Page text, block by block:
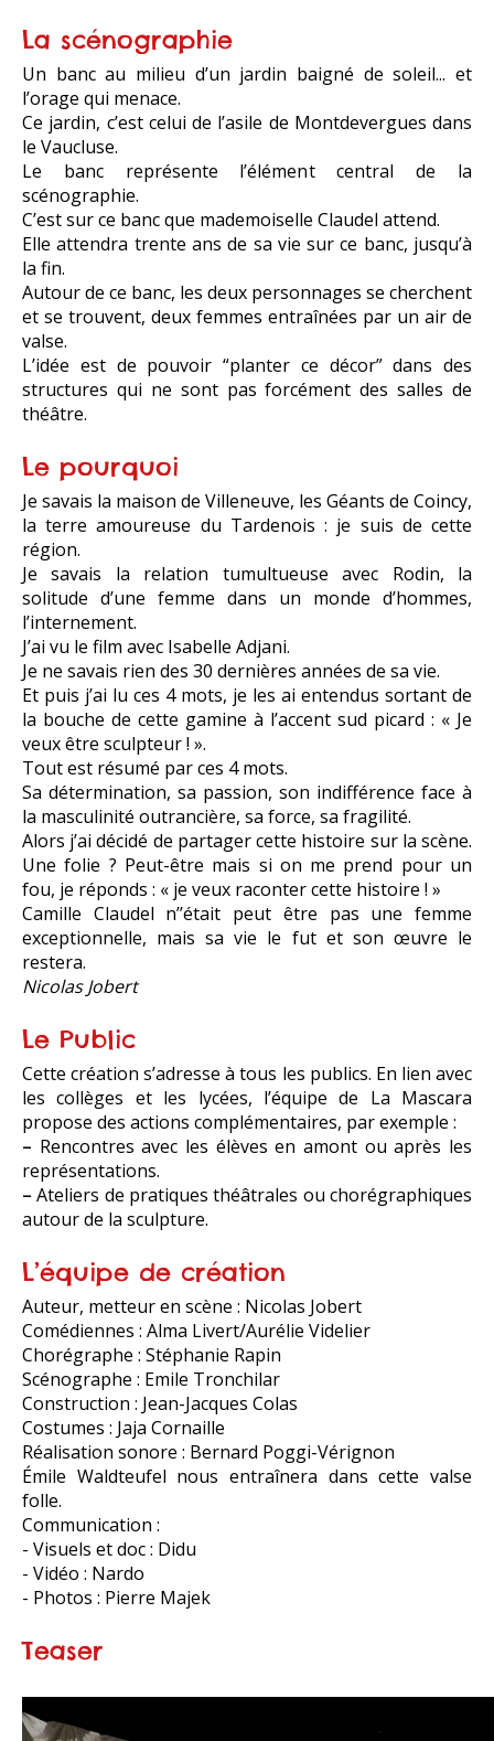
La scénographie
Un banc au milieu d’un jardin baigné de soleil... et
l’orage qui menace.
Ce jardin, c’est celui de l’asile de Montdevergues dans
le Vaucluse.
Le banc représente l’élément central de la
scénographie.
C’est sur ce banc que mademoiselle Claudel attend.
Elle attendra trente ans de sa vie sur ce banc, jusqu’à
la fin.
Autour de ce banc, les deux personnages se cherchent
et se trouvent, deux femmes entraînées par un air de
valse.
L’idée est de pouvoir “planter ce décor” dans des
structures qui ne sont pas forcément des salles de
théâtre.
Le pourquoi
Je savais la maison de Villeneuve, les Géants de Coincy,
la terre amoureuse du Tardenois : je suis de cette
région.
Je savais la relation tumultueuse avec Rodin, la
solitude d’une femme dans un monde d’hommes,
l’internement.
J’ai vu le film avec Isabelle Adjani.
Je ne savais rien des 30 dernières années de sa vie.
Et puis j’ai lu ces 4 mots, je les ai entendus sortant de
la bouche de cette gamine à l’accent sud picard : « Je
veux être sculpteur ! ».
Tout est résumé par ces 4 mots.
Sa détermination, sa passion, son indifférence face à
la masculinité outrancière, sa force, sa fragilité.
Alors j’ai décidé de partager cette histoire sur la scène.
Une folie ? Peut-être mais si on me prend pour un
fou, je réponds : « je veux raconter cette histoire ! »
Camille Claudel n’’était peut être pas une femme
exceptionnelle, mais sa vie le fut et son œuvre le
restera.
Nicolas Jobert
Le Public
Cette création s’adresse à tous les publics. En lien avec
les collèges et les lycées, l’équipe de La Mascara
propose des actions complémentaires, par exemple :
– Rencontres avec les élèves en amont ou après les
représentations.
– Ateliers de pratiques théâtrales ou chorégraphiques
autour de la sculpture.
L’équipe de création
Auteur, metteur en scène : Nicolas Jobert
Comédiennes : Alma Livert/Aurélie Videlier
Chorégraphe : Stéphanie Rapin
Scénographe : Emile Tronchilar
Construction : Jean-Jacques Colas
Costumes : Jaja Cornaille
Réalisation sonore : Bernard Poggi-Vérignon
Émile Waldteufel nous entraînera dans cette valse
folle.
Communication :
- Visuels et doc : Didu
- Vidéo : Nardo
- Photos : Pierre Majek
Teaser